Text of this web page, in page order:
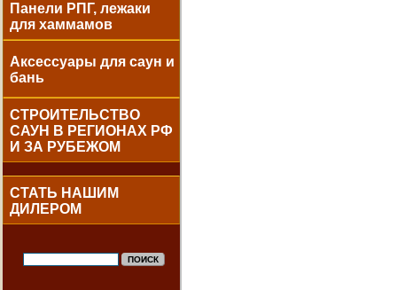
Панели РПГ, лежаки
для хаммамов
Аксессуары для саун и
бань
СТРОИТЕЛЬСТВО
САУН В РЕГИОНАХ РФ
И ЗА РУБЕЖОМ
СТАТЬ НАШИМ
ДИЛЕРОМ